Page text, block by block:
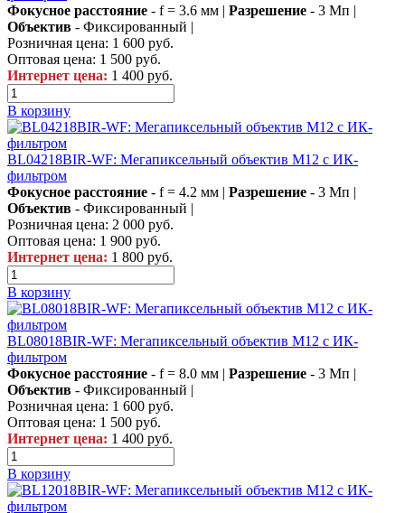
Фокусное расстояние - f = 3.6 мм | Разрешение - 3 Мп |
Объектив - Фиксированный |
Розничная цена: 1 600 руб.
Оптовая цена: 1 500 руб.
Интернет цена: 1 400 руб.
В корзину
BL04218BIR-WF: Мегапиксельный объектив М12 с ИК-
фильтром
Фокусное расстояние - f = 4.2 мм | Разрешение - 3 Мп |
Объектив - Фиксированный |
Розничная цена: 2 000 руб.
Оптовая цена: 1 900 руб.
Интернет цена: 1 800 руб.
В корзину
BL08018BIR-WF: Мегапиксельный объектив М12 с ИК-
фильтром
Фокусное расстояние - f = 8.0 мм | Разрешение - 3 Мп |
Объектив - Фиксированный |
Розничная цена: 1 600 руб.
Оптовая цена: 1 500 руб.
Интернет цена: 1 400 руб.
В корзину